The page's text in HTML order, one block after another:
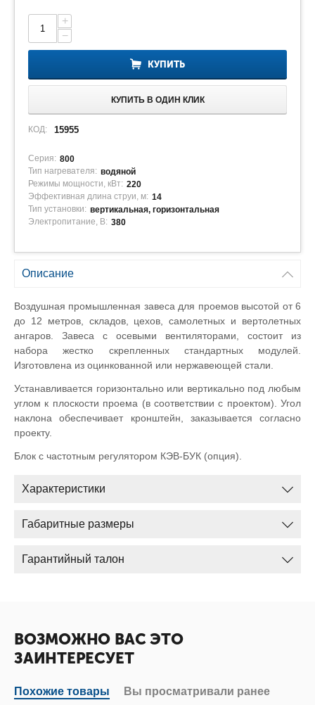
+
−
КУПИТЬ
КУПИТЬ В ОДИН КЛИК
КОД: 15955
Серия: 800
Тип нагревателя: водяной
Режимы мощности, кВт: 220
Эффективная длина струи, м: 14
Тип установки: вертикальная, горизонтальная
Электропитание, В: 380
Описание
Воздушная промышленная завеса для проемов высотой от 6
до 12 метров, складов, цехов, самолетных и вертолетных
ангаров. Завеса с осевыми вентиляторами, состоит из
набора жестко скрепленных стандартных модулей.
Изготовлена из оцинкованной или нержавеющей стали.
Устанавливается горизонтально или вертикально под любым
углом к плоскости проема (в соответствии с проектом). Угол
наклона обеспечивает кронштейн, заказывается согласно
проекту.
Блок с частотным регулятором КЭВ-БУК (опция).
Характеристики
Габаритные размеры
Гарантийный талон
ВОЗМОЖНО ВАС ЭТО
ЗАИНТЕРЕСУЕТ
Похожие товары Вы просматривали ранее